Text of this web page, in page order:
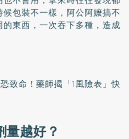
包裝不一樣，阿公阿嬤搞不
東西，一次吞下多種，造成
致命！藥師揭「1風險表」快
越好？